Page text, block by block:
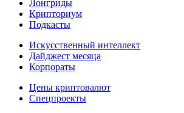
Лонгриды
Крипториум
Подкасты
Искусственный интеллект
Дайджест месяца
Корпораты
Цены криптовалют
Спецпроекты